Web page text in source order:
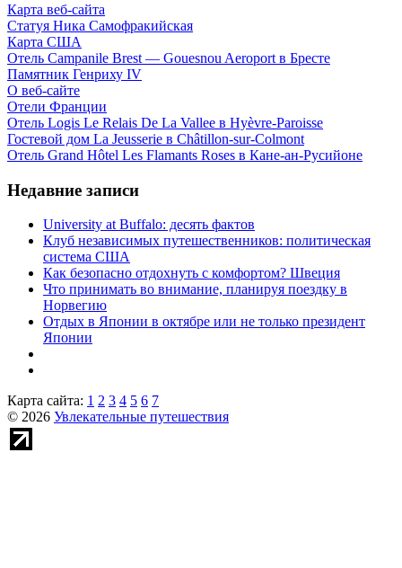
Карта веб-сайта
Статуя Ника Самофракийская
Карта США
Отель Campanile Brest — Gouesnou Aeroport в Бресте
Памятник Генриху IV
О веб-сайте
Отели Франции
Отель Logis Le Relais De La Vallee в Hyèvre-Paroisse
Гостевой дом La Jeusserie в Châtillon-sur-Colmont
Отель Grand Hôtel Les Flamants Roses в Кане-ан-Русийоне
Недавние записи
University at Buffalo: десять фактов
Клуб независимых путешественников: политическая
система США
Как безопасно отдохнуть с комфортом? Швеция
Что принимать во внимание, планируя поездку в
Норвегию
Отдых в Японии в октябре или не только президент
Японии
Карта сайта: 1 2 3 4 5 6 7
© 2026 Увлекательные путешествия